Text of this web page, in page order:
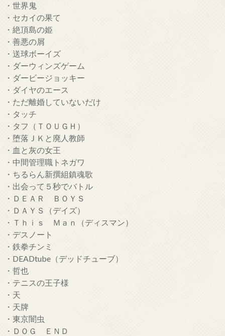
・世界鬼
・セカイの果て
・絶頂島の姫
・善悪の屑
・送球ボーイズ
・ダーウィンズゲーム
・ダービージョッキー
・ダイヤのエース
・ただ離婚していないだけ
・タッチ
・タフ（ＴＯＵＧＨ）
・堕落ＪＫと廃人教師
・血と灰の女王
・中間管理職トネガワ
・ちるらん新撰組鎮魂歌
・出会って５秒でバトル
・ＤＥＡＲ ＢＯＹＳ
・ＤＡＹＳ（デイズ）
・Ｔｈｉｓ Ｍａｎ（ディスマン）
・デスノート
・鉄拳チンミ
・DEADtube（デッドチューブ）
・哲也
・テニスの王子様
・天
・天牌
・東京闇虫
・ＤＯＧ ＥＮＤ